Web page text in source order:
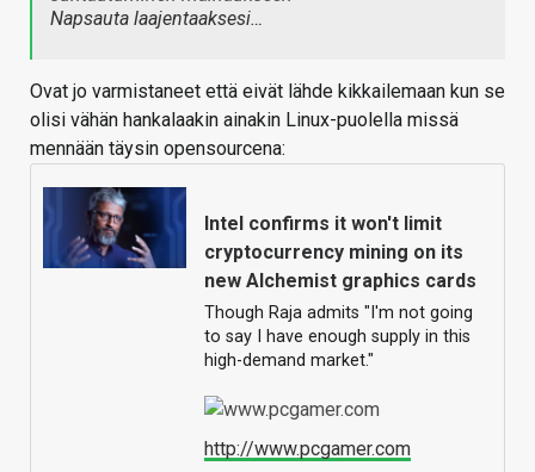
Napsauta laajentaaksesi…
Ovat jo varmistaneet että eivät lähde kikkailemaan kun se
olisi vähän hankalaakin ainakin Linux-puolella missä
mennään täysin opensourcena:
Intel confirms it won't limit
cryptocurrency mining on its
new Alchemist graphics cards
Though Raja admits "I'm not going
to say I have enough supply in this
high-demand market."
http://www.pcgamer.com